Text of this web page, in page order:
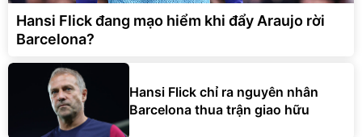
Hansi Flick đang mạo hiểm khi đẩy Araujo rời
Barcelona?
Hansi Flick chỉ ra nguyên nhân
Barcelona thua trận giao hữu